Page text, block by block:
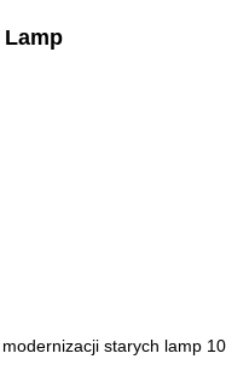
Lamp
starych lamp